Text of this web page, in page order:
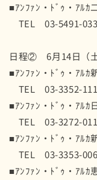
■ｱﾝﾌｧﾝ・ﾄﾞｩ・ｱﾙｶ
TEL 03-5491-
日程② 6月14日（土
■ｱﾝﾌｧﾝ・ﾄﾞｩ・ｱﾙｶ
TEL 03-3352-
■ｱﾝﾌｧﾝ・ﾄﾞｩ・ｱﾙｶ
TEL 03-
■ｱﾝﾌｧﾝ・ﾄﾞｩ・ｱ
TEL 03-
■ｱﾝﾌｧﾝ・ﾄﾞｩ・ｱﾙ